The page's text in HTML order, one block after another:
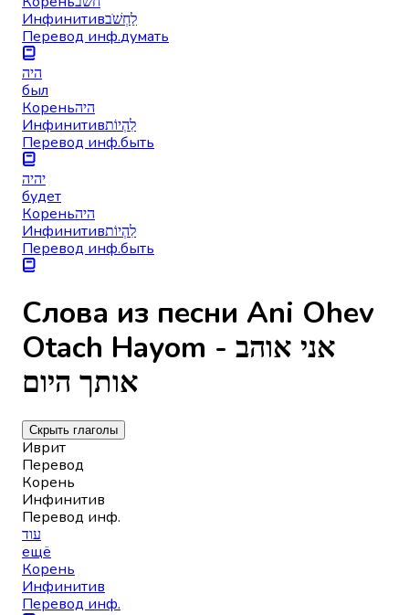
Инфинитивלַחְשֹׁב
Перевод инф.думать
היה
был
Кореньהיה
Инфинитивלִהְיוֹת
Перевод инф.быть
יהיה
будет
Кореньהיה
Инфинитивלִהְיוֹת
Перевод инф.быть
Слова из песни Ani Ohev
Otach Hayom - אני אוהב
אותך היום
Скрыть глаголы
Иврит
Перевод
Корень
Инфинитив
Перевод инф.
עוד
ещё
Корень
Инфинитив
Перевод инф.